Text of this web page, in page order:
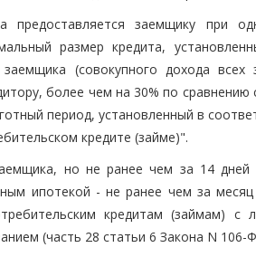
заемщику при
размер кредита,
(совокупного дохода
более чем на 30% по сравнению
период, установленный в
кредите (займе)".
но не ранее чем за 14
ипотекой - не ранее чем за
кредитам (займам) с
(часть 28 статьи 6 Закона N 106-